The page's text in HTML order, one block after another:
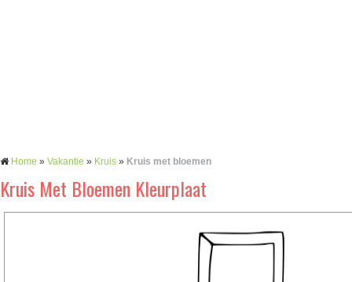
Home » Vakantie » Kruis » Kruis met bloemen
Kruis Met Bloemen Kleurplaat